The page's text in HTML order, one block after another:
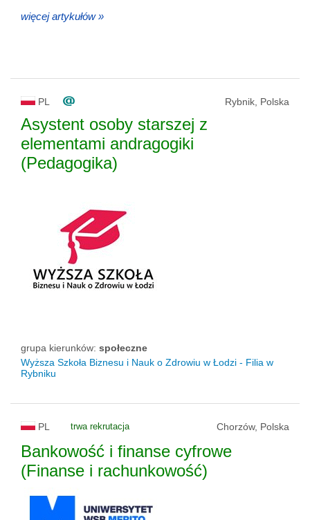
więcej artykułów »
PL Rybnik, Polska
Asystent osoby starszej z
elementami andragogiki
(Pedagogika)
grupa kierunków: społeczne
Wyższa Szkoła Biznesu i Nauk o Zdrowiu w Łodzi - Filia w
Rybniku
PL trwa rekrutacja Chorzów, Polska
Bankowość i finanse cyfrowe
(Finanse i rachunkowość)